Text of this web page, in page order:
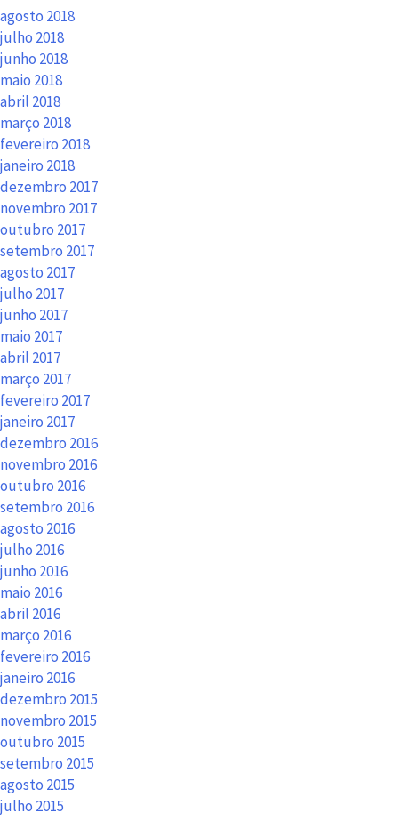
agosto 2018
julho 2018
junho 2018
maio 2018
abril 2018
março 2018
fevereiro 2018
janeiro 2018
dezembro 2017
novembro 2017
outubro 2017
setembro 2017
agosto 2017
julho 2017
junho 2017
maio 2017
abril 2017
março 2017
fevereiro 2017
janeiro 2017
dezembro 2016
novembro 2016
outubro 2016
setembro 2016
agosto 2016
julho 2016
junho 2016
maio 2016
abril 2016
março 2016
fevereiro 2016
janeiro 2016
dezembro 2015
novembro 2015
outubro 2015
setembro 2015
agosto 2015
julho 2015